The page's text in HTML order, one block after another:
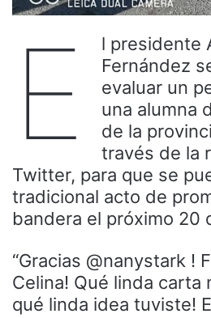
E
l presidente
Fernández
evaluar un
una alumna
de la
través de la
Twitter, para que se
tradicional acto de
bandera el próximo 20
“Gracias @nanystark !
Celina! Qué linda carta
qué linda idea tuviste!